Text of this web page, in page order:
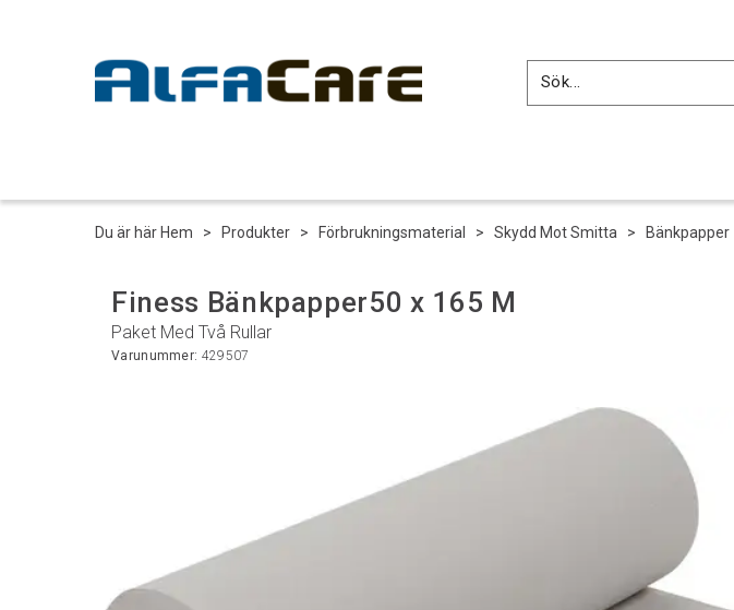
Du är här Hem > Produkter > Förbrukningsmaterial > Skydd Mot Smitta > Bänkpapper
Finess Bänkpapper50 x 165 M
Paket Med Två Rullar
Varunummer: 429507